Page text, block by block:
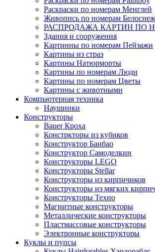
Раскраски по номерам Менглей
Живопись по номерам
РАСПРОДАЖА КАРТИН ПО
Здания и сооружения
Картинны по номерам Пейзажи
Картины из страз
Картины Натюрморты
Картины по номерам Люди
Картины по номерам Цветы
Картины с животными
Компьютерная техника
Наушники
Конструкторы
Bauer Кроха
Констркторы из кубиков
Конструктор Банбао
Конструктор Самоделкин
Конструкторы LEGO
Конструкторы Stellar
Конструкторы из кирпичиков
Конструкторы из мягких
Конструкторы Техно
Магнитные конструкторы
Металлические конструкторы
Пластмассовые конструкторы
Электронные конструкторы
Куклы и пупсы